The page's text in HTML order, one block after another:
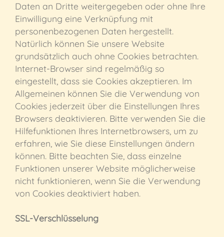
Daten an Dritte weitergegeben oder ohne Ihre
Einwilligung eine Verknüpfung mit
personenbezogenen Daten hergestellt.
Natürlich können Sie unsere Website
grundsätzlich auch ohne Cookies betrachten.
Internet-Browser sind regelmäßig so
eingestellt, dass sie Cookies akzeptieren. Im
Allgemeinen können Sie die Verwendung von
Cookies jederzeit über die Einstellungen Ihres
Browsers deaktivieren. Bitte verwenden Sie die
Hilfefunktionen Ihres Internetbrowsers, um zu
erfahren, wie Sie diese Einstellungen ändern
können. Bitte beachten Sie, dass einzelne
Funktionen unserer Website möglicherweise
nicht funktionieren, wenn Sie die Verwendung
von Cookies deaktiviert haben.
SSL-Verschlüsselung